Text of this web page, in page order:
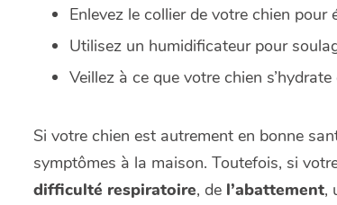
Enlevez le collier de votre chien
Utilisez un humidificateur pour
Veillez à ce que votre chien
Si votre chien est autrement en bonne
symptômes à la maison. Toutefois, si
difficulté respiratoire, de l’abattement,